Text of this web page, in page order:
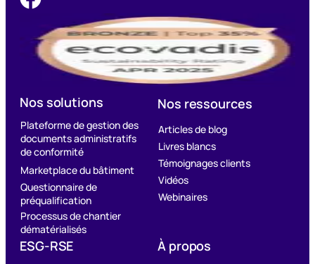
Nos solutions
Plateforme de gestion des
documents administratifs
de conformité
Marketplace du bâtiment
Questionnaire de
préqualification
Processus de chantier
dématérialisés
Articles de blog
Livres blancs
Témoignages clients
Vidéos
Webinaires
Nos ressources
ESG-RSE À propos